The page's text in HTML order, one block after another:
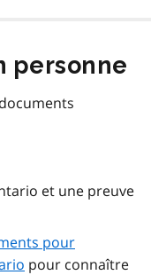
personne
et une preuve
pour
pour connaître